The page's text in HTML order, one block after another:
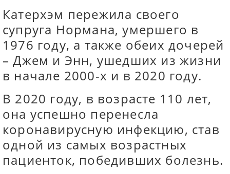
Катерхэм пережила своего
супруга Нормана, умершего в
1976 году, а также обеих дочерей
– Джем и Энн, ушедших из жизни
в начале 2000-х и в 2020 году.
В 2020 году, в возрасте 110 лет,
она успешно перенесла
коронавирусную инфекцию, став
одной из самых возрастных
пациенток, победивших болезнь.